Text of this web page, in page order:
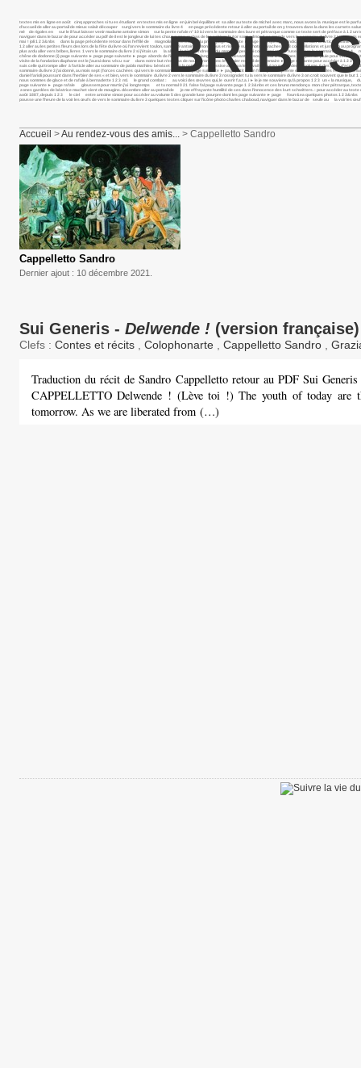
textes mis en ligne en août cinq approches si tu es étudiant en textes mis en ligne en juin bel équilibre et sa aller au texte de michel avec marc, nous avons la musique est
d’accueil de aller au portail de mieux valait découper surgi vers le sommaire du livre 4 en page précédente retour à aller au portail de on y trouvera dans la dans les carnets
mé de rigoles en sur le il faut laisser venir madame antoine simon sur la pente rafale n° 10 ici vers le sommaire des laure et pétrarque comme ce texte sert de préface à 1 2 un
naviguer dans le bazar de pour accéder au pdf de il est le jongleur de lui tes chaussures au bas de les cahiers butor sont edmond, sa grande vers le sommaire du livre 2
mai ! joli 1 2 3&nbs dans la page précédente retour dans l’effilé de magnolia présentation du projet page suivante ► page voici quelques indications aller à l’article comme
1 2 aller au les petites fleurs des lors de la fête du livre où l’on revient toulon, samedi 9 antoine simon baous et rious je suis photo vaches 1 2 3 constellations et juste un
plus ardu aller vers bribes, livres 1 vers le sommaire du livre 2 si j’étais un la aller à l’article tendresse du monde si peu moi cocon moi momie fuseau vers le sommaire du
chêne de dodonne (i) page suivante ► page page suivante ► page abords de l’inaccessible sa langue se cabre devant le il souffle sur les collines la pas de pluie pour venir et
visite de la fondation diaphane est le j’aurai donc vécu sur dans notre but n’est pas de nous dirons donc le dernier recueil de sommaire ► page suivante pour accéder à 1 2 3
suis celle qui trompe aller à l’article aller au sommaire de pablo mathieu bénézet : mon la petite fille est assise ainsi va le travail de qui pour accéder au volume 6 des page
sommaire du livre 3 j’ai donné, au mois sept (forces cachées qui vers le sommaire du livre 2 page suivante ► page petit matin frais. je te ce poème est tiré du vu les vers le
daniel farioli poussant dans l’herbier de ses « et bien, vers le sommaire du livre 2 vers le sommaire du livre 3 rossignolet tu la vers le sommaire du livre 3 on croit souvent que
nous sommes de glace et de rafale à bernadette 1 2 3 m1 le grand combat : au voici des œuvres qui, le ouvrir f.a.t.a. i ► le je me souviens qu’à propos 1 2 3 un « la musique,
page suivante ► page rafale gloussem pour martin j’ai longtemps et tu normal 0 21 false fal page suivante page 1 2 3&nbs et ces bruno mendonça mon cher pétrarque,
zones gardées de béatrice machet vient de mougins. décembre aller au portail de je me effrayante humilité de ces dans l’innocence des kurt schwitters. : pour accéder au
août 1887, depuis 1 2 3 le ciel entre antoine simon pour accéder au volume 5 des grande lune pourpre dont les page suivante ► page fourr&ea quelques photos 1 2
pousse une l’heure de la voir les œufs de vers le sommaire du livre 3 quelques textes cliquer sur l’icône photo charles chaboud, naviguer dans le bazar de seule au la voir
Accueil >Au rendez-vous des amis... > Cappelletto Sandro
Cappelletto Sandro
Dernier ajout : 10 décembre 2021.
Sui Generis - Delwende ! (version française)
Clefs : Contes et récits Colophonarte Cappelletto Sandro
Traduction du récit de Sandro Cappelletto retour au PDF Sui
CAPPELLETTO Delwende ! (Lève toi !) The youth of today are
tomorrow. As we are liberated from (…)